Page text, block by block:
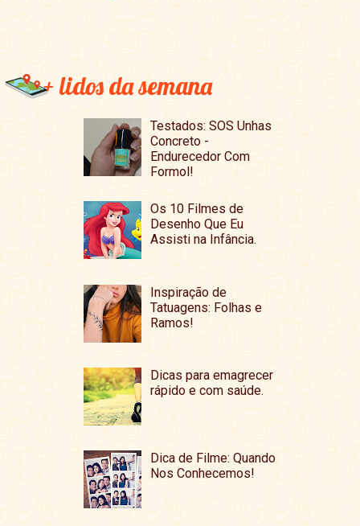
+ lidos da semana
Testados: SOS Unhas
Concreto -
Endurecedor Com
Formol!
Os 10 Filmes de
Desenho Que Eu
Assisti na Infância.
Inspiração de
Tatuagens: Folhas e
Ramos!
Dicas para emagrecer
rápido e com saúde.
Dica de Filme: Quando
Nos Conhecemos!